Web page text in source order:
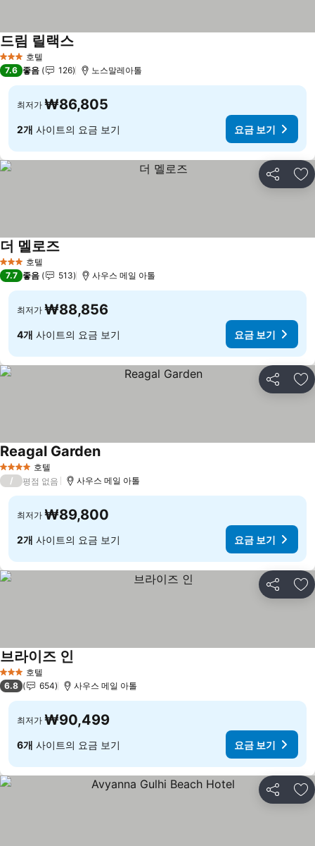
3 성급 호텔
드림 릴랙스요금 보기
7.6 좋음 126 노스말레아톨
최저가 ₩86,805
2개 사이트의 요금 보기 요금 보기
공유 즐
3 성급 호텔
더 멜로즈요금 보기
7.7 좋음 513 사우스 메일 아톨
최저가 ₩88,856
4개 사이트의 요금 보기 요금 보기
공유 즐
4 성급 호텔
Reagal Garden요금 보기
/ 평점 없음 사우스 메일 아톨
최저가 ₩89,800
2개 사이트의 요금 보기 요금 보기
공유 즐
3 성급 호텔
브라이즈 인
6.8 654 사우스 메일 아톨
최저가 ₩90,499
6개 사이트의 요금 보기 요금 보기
공유 즐